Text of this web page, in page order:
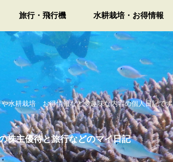
水耕栽培 お得情報など多趣味な内容の個人日記です
株主優待と旅行などのマイ日記
旅行・飛行機 水耕栽培・お得情報